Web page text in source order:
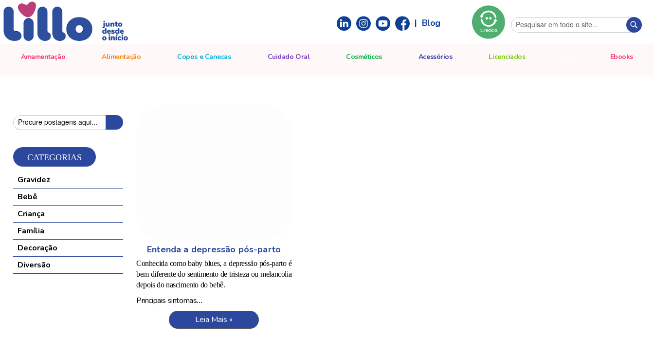
| Blog
Amamentação Alimentação Copos e Canecas Cuidado Oral Cosméticos Acessórios Licenciados Ebooks
Entenda a depressão pós-parto
Conhecida como baby blues, a depressão pós-parto é
bem diferente do sentimento de tristeza ou melancolia
depois do nascimento do bebê.
Principais sintomas...
Leia Mais »
Pesquisa
CATEGORIAS
Gravidez
Bebê
Criança
Família
Decoração
Diversão